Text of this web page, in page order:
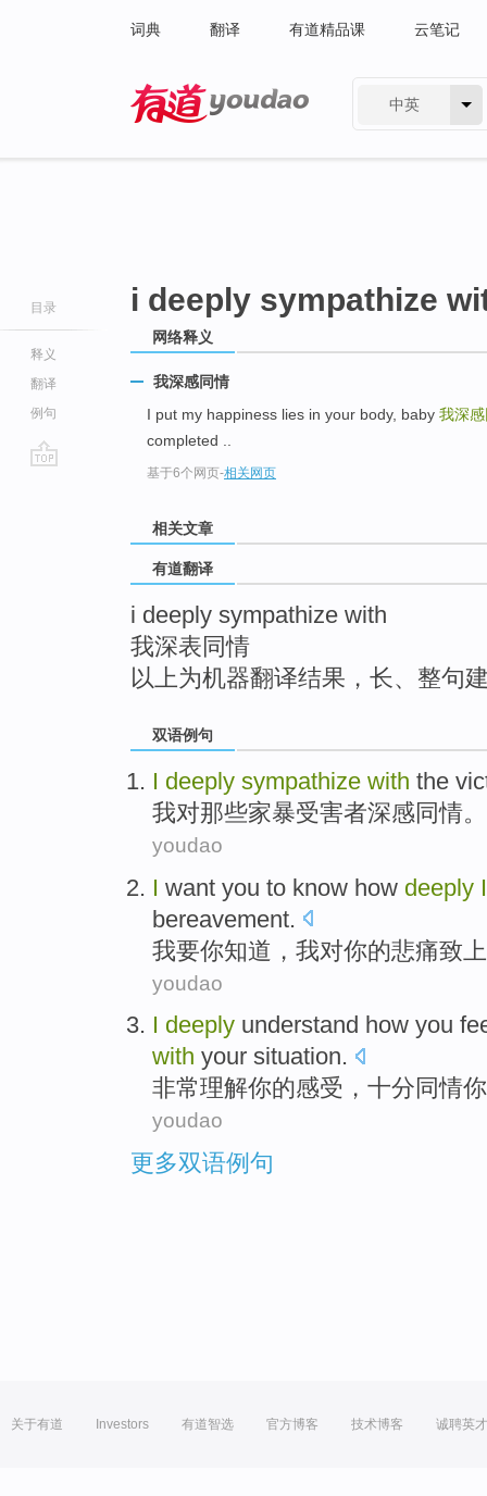
词典 翻译 有道精品课 云笔记
中英
目录
释义
翻译
例句
i deeply sympathize
网络释义
我深感同情
I put my happiness lies in your body, baby 我深
completed ..
基于6个网页-相关网页
相关文章
有道翻译
i deeply sympathize with
我深表同情
以上为机器翻译结果，长、整句
双语例句
I deeply sympathize with the
我对那些家暴受害者深感同情。
youdao
I want you to know how deeply
bereavement.
我要你知道 ，我对你的悲痛致 上
youdao
I deeply understand how you
with your situation.
非常理解你的感受 ， 十分 同情你
youdao
更多双语例句
关于有道 Investors 有道智选 官方博客 技术博客 诚聘英才